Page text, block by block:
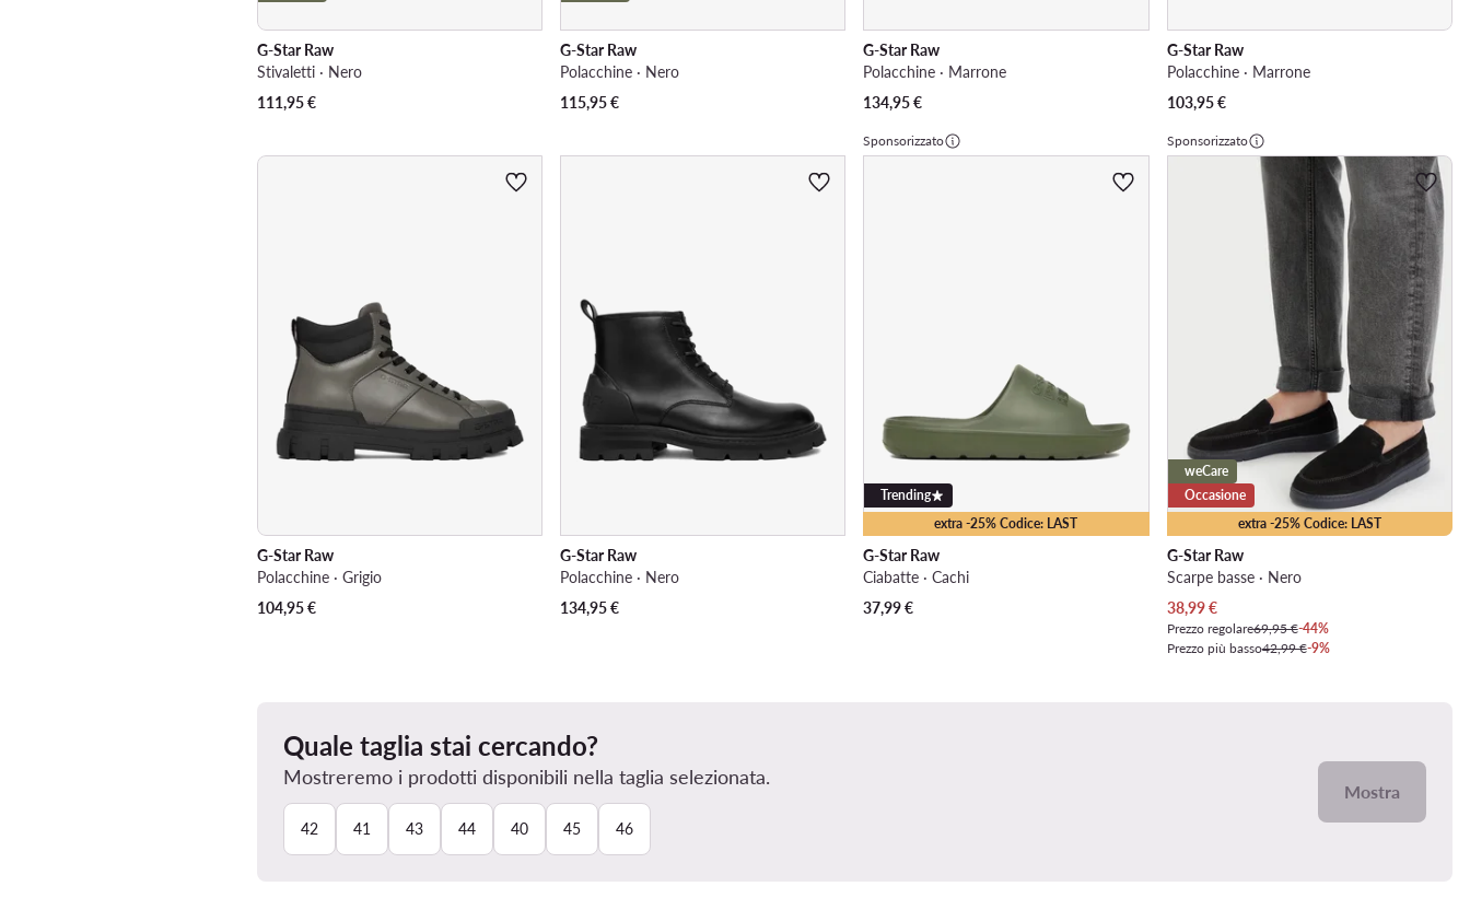
G-Star Raw
Stivaletti · Nero
111,95€
G-Star Raw
Polacchine · Nero
115,95€
G-Star Raw
Polacchine · Marrone
134,95€
G-Star Raw
Polacchine · Marrone
103,95€
G-Star Raw
Polacchine · Grigio
104,95€
G-Star Raw
Polacchine · Nero
134,95€
Sponsorizzato
extra -25% Codice: LAST
Trending
G-Star Raw
Ciabatte · Cachi
37,99€
Sponsorizzato
extra -25% Codice: LAST
weCare
Occasione
G-Star Raw
Scarpe basse · Nero
Prezzo attuale
38,99€
Prezzo regolare69,95 €-44%
Prezzo più basso42,99 €-9%
Quale taglia stai cercando?
Mostreremo i prodotti disponibili nella taglia selezionata.
42 41 43 44 40 45 46
Mostra